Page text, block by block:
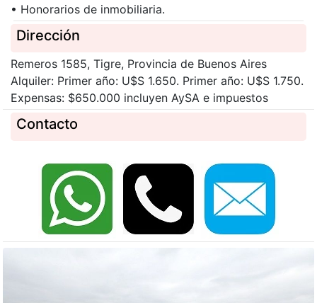
• Honorarios de inmobiliaria.
Dirección
Remeros 1585, Tigre, Provincia de Buenos Aires
Alquiler: Primer año: U$S 1.650. Primer año: U$S 1.750.
Expensas: $650.000 incluyen AySA e impuestos
Contacto